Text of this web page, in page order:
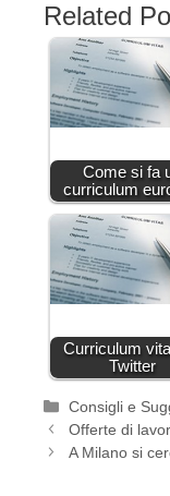
Related
Come si fa
curriculum
Curriculum
Twitter
Categorie
Consigli e
Offerte di
A Milano si